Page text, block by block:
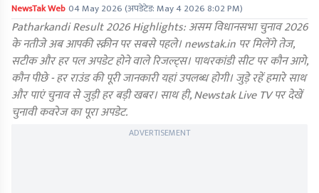
NewsTak Web04 May 2026(अपडेटेड:May 4 2026 8:02 PM)
Patharkandi Result 2026 Highlights: असम विधानसभा चुनाव 2026
के नतीजे अब आपकी स्क्रीन पर सबसे पहले। newstak.in पर मिलेंगे तेज,
सटीक और हर पल अपडेट होने वाले रिजल्ट्स। पाथरकांडी सीट पर कौन आगे,
कौन पीछे - हर राउंड की पूरी जानकारी यहां उपलब्ध होगी। जुड़े रहें हमारे साथ
और पाएं चुनाव से जुड़ी हर बड़ी खबर। साथ ही, Newstak Live TV पर देखें
चुनावी कवरेज का पूरा अपडेट.
ADVERTISEMENT